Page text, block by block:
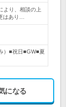
より、相談の上
はあり…
）■祝日■GW■夏
になる